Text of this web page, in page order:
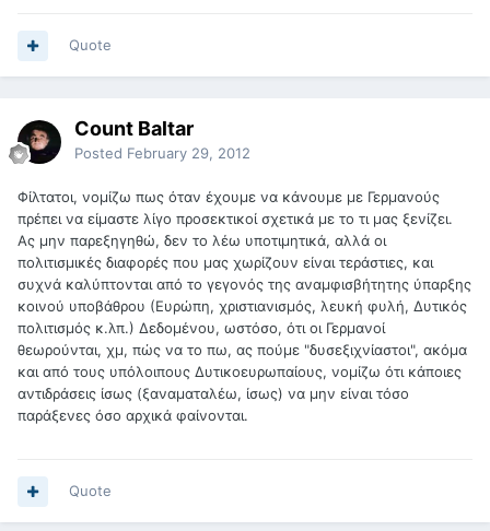
Quote
Count Baltar
Posted February 29, 2012
Φίλτατοι, νομίζω πως όταν έχουμε να κάνουμε με Γερμανούς
πρέπει να είμαστε λίγο προσεκτικοί σχετικά με το τι μας ξενίζει.
Ας μην παρεξηγηθώ, δεν το λέω υποτιμητικά, αλλά οι
πολιτισμικές διαφορές που μας χωρίζουν είναι τεράστιες, και
συχνά καλύπτονται από το γεγονός της αναμφισβήτητης ύπαρξης
κοινού υποβάθρου (Ευρώπη, χριστιανισμός, λευκή φυλή, Δυτικός
πολιτισμός κ.λπ.) Δεδομένου, ωστόσο, ότι οι Γερμανοί
θεωρούνται, χμ, πώς να το πω, ας πούμε "δυσεξιχνίαστοι", ακόμα
και από τους υπόλοιπους Δυτικοευρωπαίους, νομίζω ότι κάποιες
αντιδράσεις ίσως (ξαναματαλέω, ίσως) να μην είναι τόσο
παράξενες όσο αρχικά φαίνονται.
Quote